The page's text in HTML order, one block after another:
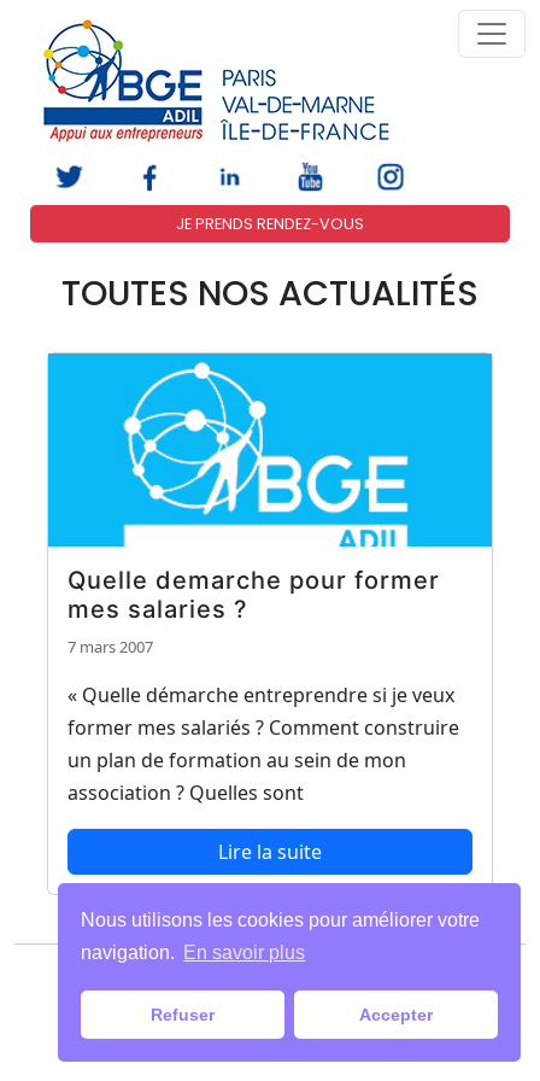
JE PRENDS RENDEZ-VOUS
TOUTES NOS ACTUALITÉS
Quelle demarche pour former
mes salaries ?
7 mars 2007
« Quelle démarche entreprendre si je veux
former mes salariés ? Comment construire
un plan de formation au sein de mon
association ? Quelles sont
Lire la suite
Nous utilisons les cookies pour améliorer votre
navigation.
En savoir plus
Refuser Accepter